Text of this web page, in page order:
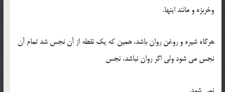
وخربزه و مانند اینها.
هرگاه شیره و روغن روان باشد، همین که یک نقطه از آن نجس شد تمام آن
نجس می شود ولی اگر روان نباشد، نجس